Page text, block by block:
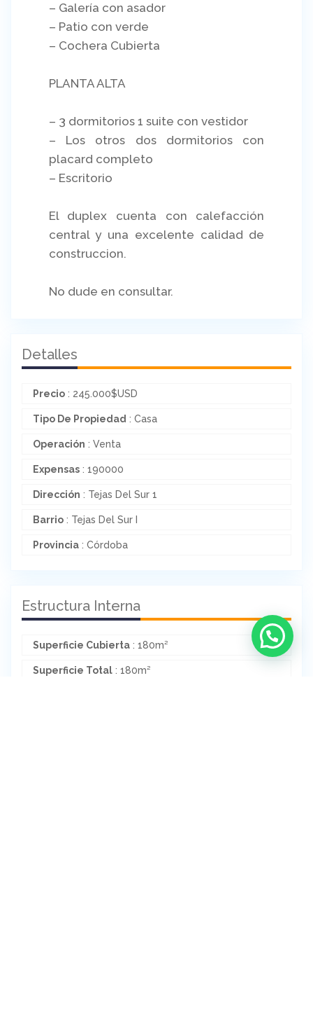
– Galería con asador
– Patio con verde
– Cochera Cubierta
PLANTA ALTA
– 3 dormitorios 1 suite con vestidor
– Los otros dos dormitorios con
placard completo
– Escritorio
El duplex cuenta con calefacción
central y una excelente calidad de
construccion.
No dude en consultar.
Detalles
Precio : 245.000$USD
Tipo De Propiedad : Casa
Operación : Venta
Expensas : 190000
Dirección : Tejas Del Sur 1
Barrio : Tejas Del Sur I
Provincia : Córdoba
Estructura Interna
Superficie Cubierta : 180m²
Superficie Total : 180m²